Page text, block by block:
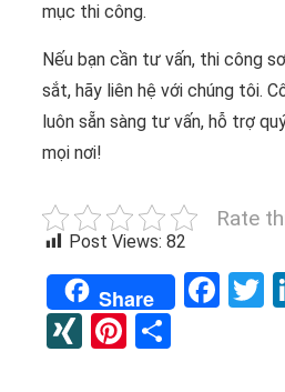
mục thi công.
Nếu bạn cần tư vấn, thi công
sắt, hãy liên hệ với chúng tôi.
luôn sẵn sàng tư vấn, hỗ trợ
mọi nơi!
Rate
Post Views: 82
Share
XINGPinterest